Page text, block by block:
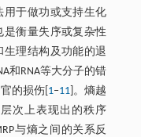
用于做功或支持生化
衡量失序或复杂性
理结构及功能的退
和RNA等大分子的错
的损伤[ 1‒11 ]。熵越
次上表现出的秩序
与熵之间的关系反